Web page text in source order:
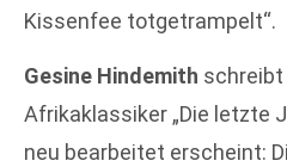
Kissenfee totgetrampelt“.
Gesine Hindemith schreibt
Afrikaklassiker „Die letzte
neu bearbeitet erscheint: